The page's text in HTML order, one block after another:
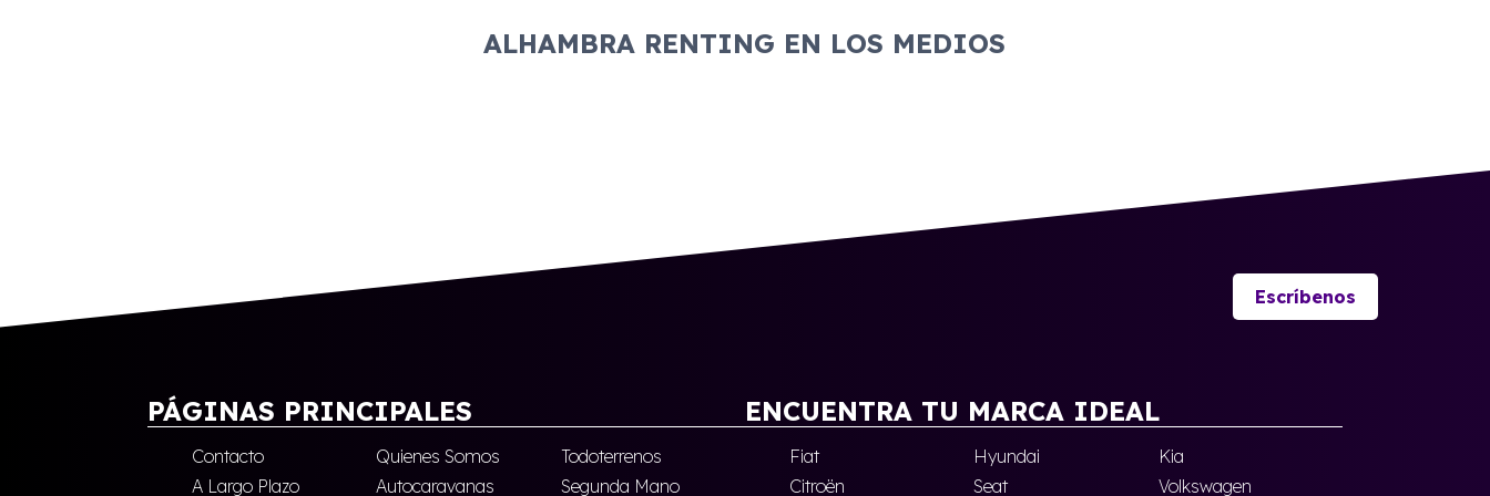
ALHAMBRA RENTING EN LOS MEDIOS
Escríbenos
PÁGINAS PRINCIPALES
Contacto Quienes Somos
Todoterrenos
A Largo Plazo
Autocaravanas Segunda Mano
ENCUENTRA TU MARCA IDEAL
Fiat Hyundai
Kia
Citroën
Seat Volkswagen